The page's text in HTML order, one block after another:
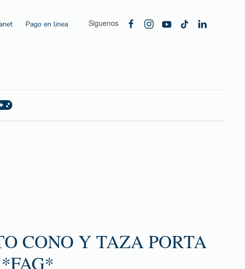
Pago en linea Siguenos
CONO Y TAZA PORTA